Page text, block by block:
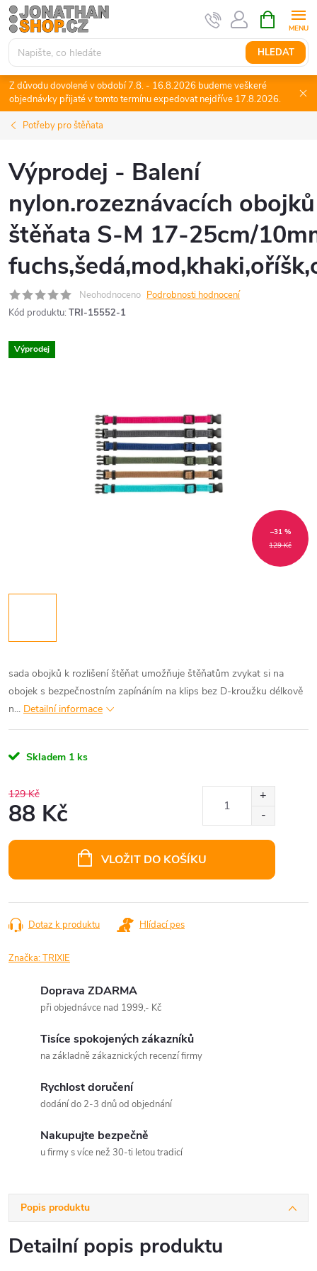
Přejít
na
obsah
HLEDAT
NÁKUPNÍ
KOŠÍK
Z důvodu dovolené v období 7.8. - 16.8.2026 budeme veškeré
objednávky přijaté v tomto termínu expedovat nejdříve 17.8.2026.
Potřeby pro štěňata
Výprodej - Balení
nylon.rozeznávacích
štěňata S-M 17-25cm/
Neohodnoceno Podrobnosti hodnocení
Kód produktu: TRI-15552-1
Výprodej
129 Kč
–31 %
sada obojků k rozlišení štěňat umožňuje štěňatům zvykat si na
obojek s bezpečnostním zapínáním na klips bez D-kroužku délkově
n... Detailní informace
Skladem 1 ks
129 Kč
88 Kč
VLOŽIT DO KOŠÍKU
Dotaz k produktu Hlídací pes
Značka:TRIXIE
Doprava ZDARMA
při objednávce nad 1999,- Kč
Tisíce spokojených zákazníků
na základně zákaznických recenzí firmy
Rychlost doručení
dodání do 2-3 dnů od objednání
Nakupujte bezpečně
u firmy s více než 30-ti letou tradicí
Popis produktu
Detailní popis produktu